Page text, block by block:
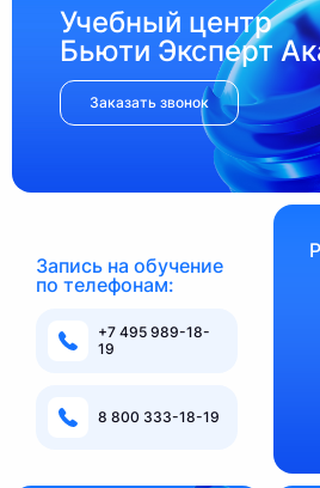
Учебный центр
Бьюти Эксперт
Заказать звонок
Запись на обучение
по телефонам:
+7 495 989-18-
19
8 800 333-18-19